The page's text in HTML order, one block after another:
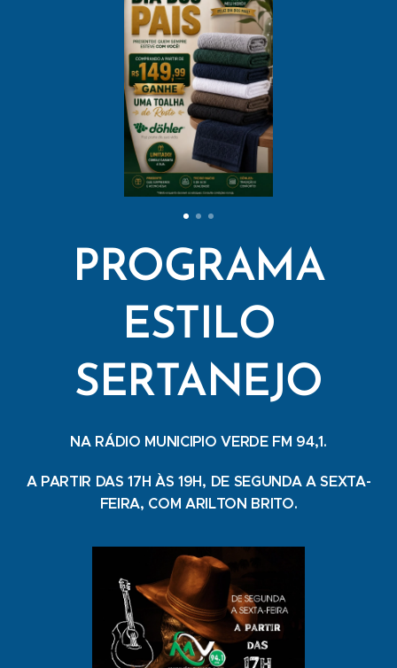
PROGRAMA
ESTILO
SERTANEJO
NA RÁDIO MUNICIPIO VERDE FM 94,1.
A PARTIR DAS 17H ÀS 19H, DE SEGUNDA A SEXTA-
FEIRA, COM ARILTON BRITO.